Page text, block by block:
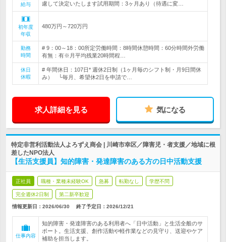
給与
慮して決定いたします試用期間：3ヶ月あり（待遇に変…
初年度
年収
480万円～720万円
勤務
時間
# 9：00～18：00所定労働時間：8時間休憩時間：60分時間外労働
有無：有※月平均残業20時間程…
休日
休暇
# 年間休日：107日* 週休2日制（1ヶ月毎のシフト制・月9日間休
み） └毎月、希望休2日を申請で…
求人詳細を見る 気になる
特定非営利活動法人よろずえ商会 | 川崎市幸区／障害児・者支援／地域に根
差したNPO法人
【生活支援員】知的障害・発達障害のある方の日中活動支援
正社員 職種・業種未経験OK 急募 転勤なし 学歴不問
完全週休2日制 第二新卒歓迎
情報更新日：2026/06/30 終了予定日： 2026/12/21
仕事内容
知的障害・発達障害のある利用者へ「日中活動」と生活全般のサ
ポート。生活支援、創作活動や軽作業などの見守り、送迎やケア
補助を担当します。